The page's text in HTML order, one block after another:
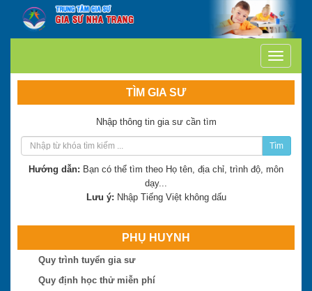
TÌM GIA SƯ
Nhập thông tin gia sư cần tìm
Tìm
Hướng dẫn: Bạn có thể tìm theo Họ tên, địa chỉ, trình độ, môn
dạy...
Lưu ý: Nhập Tiếng Việt không dấu
PHỤ HUYNH
Quy trình tuyển gia sư
Quy định học thử miễn phí